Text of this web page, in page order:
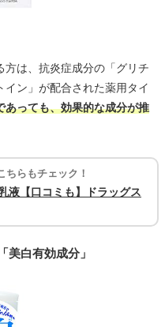
は、抗炎症成分の「グリチ
イン」が配合された薬用タイ
あっても、効果的な成分が推
ちらもチェック！
液【口コミも】ドラッグス
美白有効成分」